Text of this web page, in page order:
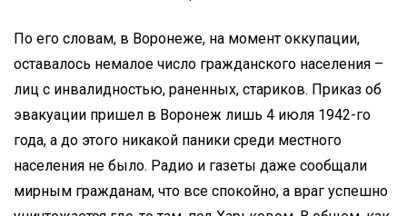
По его словам, в Воронеже, на момент оккупации,
оставалось немалое число гражданского населения –
лиц с инвалидностью, раненных, стариков. Приказ об
эвакуации пришел в Воронеж лишь 4 июля 1942-го
года, а до этого никакой паники среди местного
населения не было. Радио и газеты даже сообщали
мирным гражданам, что все спокойно, а враг успешно